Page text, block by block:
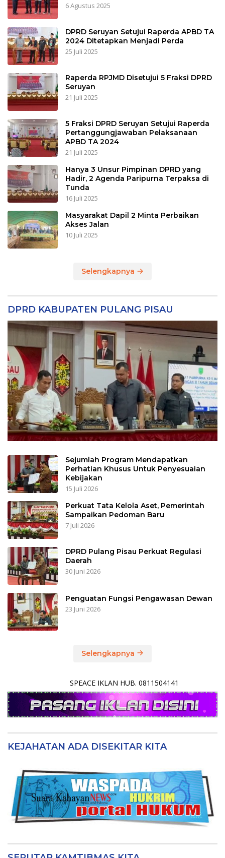
6 Agustus 2025
DPRD Seruyan Setujui Raperda APBD TA
2024 Ditetapkan Menjadi Perda
25 Juli 2025
Raperda RPJMD Disetujui 5 Fraksi DPRD
Seruyan
21 Juli 2025
5 Fraksi DPRD Seruyan Setujui Raperda
Pertanggungjawaban Pelaksanaan
APBD TA 2024
21 Juli 2025
Hanya 3 Unsur Pimpinan DPRD yang
Hadir, 2 Agenda Paripurna Terpaksa di
Tunda
16 Juli 2025
Masyarakat Dapil 2 Minta Perbaikan
Akses Jalan
10 Juli 2025
Selengkapnya
DPRD KABUPATEN PULANG PISAU
Sejumlah Program Mendapatkan
Perhatian Khusus Untuk Penyesuaian
Kebijakan
15 Juli 2026
Perkuat Tata Kelola Aset, Pemerintah
Sampaikan Pedoman Baru
7 Juli 2026
DPRD Pulang Pisau Perkuat Regulasi
Daerah
30 Juni 2026
Penguatan Fungsi Pengawasan Dewan
23 Juni 2026
Selengkapnya
SPEACE IKLAN HUB. 0811504141
KEJAHATAN ADA DISEKITAR KITA